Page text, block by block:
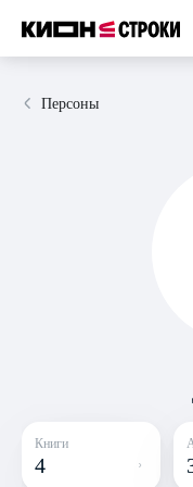
Персоны
Книги
4